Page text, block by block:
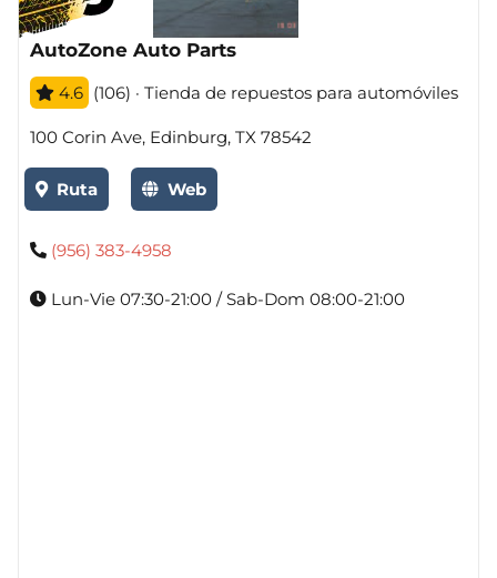
AutoZone Auto Parts
4.6 (106) · Tienda de repuestos para automóviles
100 Corin Ave, Edinburg, TX 78542
Ruta Web
(956) 383-4958
Lun-Vie 07:30-21:00 / Sab-Dom 08:00-21:00